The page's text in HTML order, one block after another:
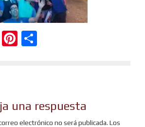
WhatsApp
Pinterest
una respuesta
electrónico no será publicada. Los